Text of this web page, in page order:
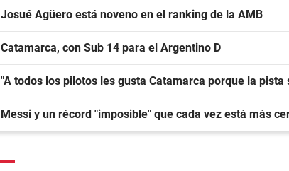
Josué Agüero está noveno en el ranking de la AMB
Catamarca, con Sub 14 para el Argentino D
"A todos los pilotos les gusta Catamarca porque la pista
Messi y un récord "imposible" que cada vez está más